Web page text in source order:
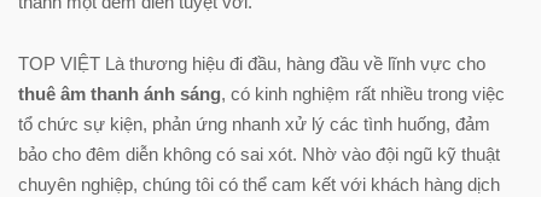
TOP VIỆT Là thương hiệu đi đầu, hàng đầu về lĩnh vực cho
thuê âm thanh ánh sáng, có kinh nghiệm rất nhiều trong việc
tổ chức sự kiện, phản ứng nhanh xử lý các tình huống, đảm
bảo cho đêm diễn không có sai xót. Nhờ vào đội ngũ kỹ thuật
chuyên nghiệp, chúng tôi có thể cam kết với khách hàng dịch